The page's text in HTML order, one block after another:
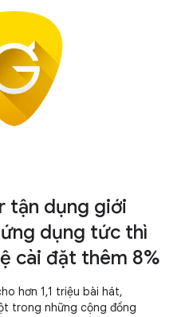
tận dụng giới
dụng tức thì
cài đặt thêm 8%
hơn 1,1 triệu bài hát,
trong những cộng đồng